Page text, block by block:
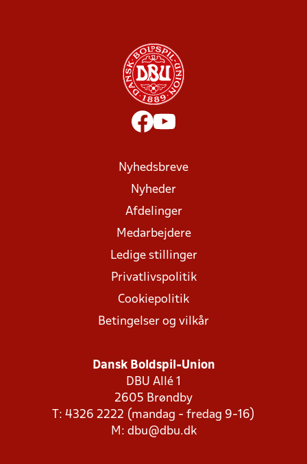
Nyhedsbreve
Nyheder
Afdelinger
Medarbejdere
Ledige stillinger
Privatlivspolitik
Cookiepolitik
Betingelser og vilkår
Dansk Boldspil-Union
DBU Allé 1
2605 Brøndby
T: 4326 2222 (mandag - fredag 9-16)
M: dbu@dbu.dk